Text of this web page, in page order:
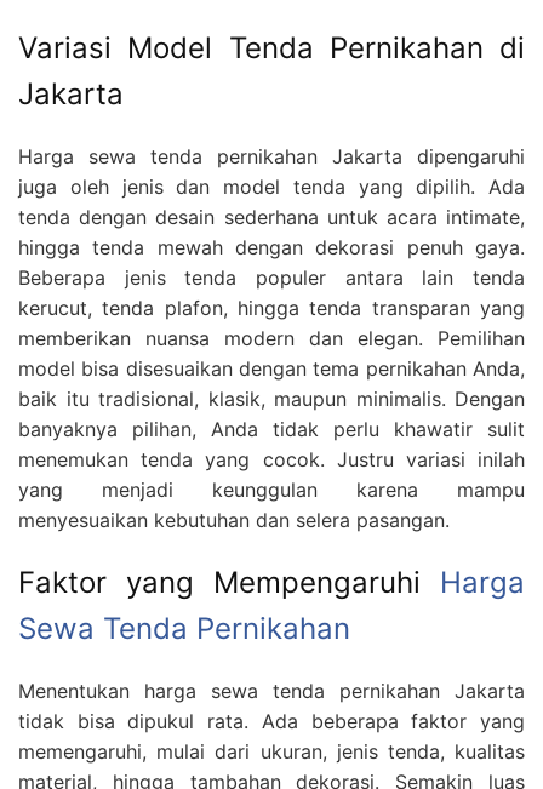
Variasi Model Tenda Pernikahan di
Jakarta
Harga sewa tenda pernikahan Jakarta dipengaruhi
juga oleh jenis dan model tenda yang dipilih. Ada
tenda dengan desain sederhana untuk acara intimate,
hingga tenda mewah dengan dekorasi penuh gaya.
Beberapa jenis tenda populer antara lain tenda
kerucut, tenda plafon, hingga tenda transparan yang
memberikan nuansa modern dan elegan. Pemilihan
model bisa disesuaikan dengan tema pernikahan Anda,
baik itu tradisional, klasik, maupun minimalis. Dengan
banyaknya pilihan, Anda tidak perlu khawatir sulit
menemukan tenda yang cocok. Justru variasi inilah
yang menjadi keunggulan karena mampu
menyesuaikan kebutuhan dan selera pasangan.
Faktor yang Mempengaruhi Harga
Sewa Tenda Pernikahan
Menentukan harga sewa tenda pernikahan Jakarta
tidak bisa dipukul rata. Ada beberapa faktor yang
memengaruhi, mulai dari ukuran, jenis tenda, kualitas
material, hingga tambahan dekorasi. Semakin luas